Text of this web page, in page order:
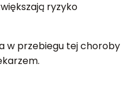
ryzyko
w przebiegu tej choroby